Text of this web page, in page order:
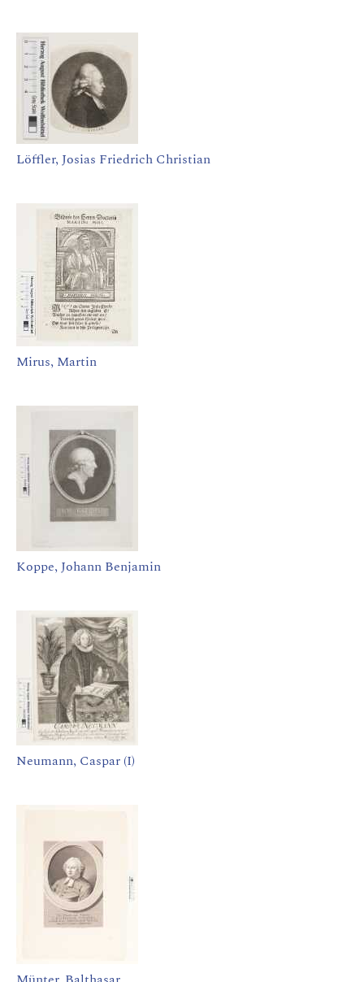
Löffler, Josias Friedrich Christian
Mirus, Martin
Koppe, Johann Benjamin
Neumann, Caspar (I)